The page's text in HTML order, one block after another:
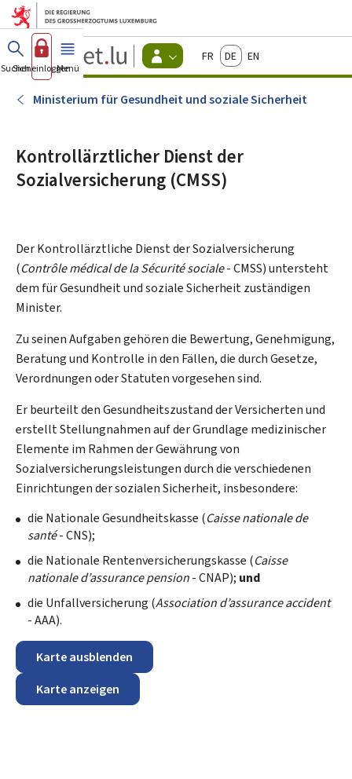
Zum Hauptmenü
Zum Inhalt
Guichet.lu
Changer
d'espace
-
Menu
FrançaisDeutschEnglish
Suchen
Sich einloggen
Menü Haupt-
Ministerium für Gesundheit und soziale Sicherheit
Kontrollärztlicher Dienst der
Sozialversicherung (CMSS)
Der Kontrollärztliche Dienst der Sozialversicherung
(Contrôle médical de la Sécurité sociale- CMSS) untersteht
dem für Gesundheit und soziale Sicherheit zuständigen
Minister.
Zu seinen Aufgaben gehören die Bewertung, Genehmigung,
Beratung und Kontrolle in den Fällen, die durch Gesetze,
Verordnungen oder Statuten vorgesehen sind.
Er beurteilt den Gesundheitszustand der Versicherten und
erstellt Stellungnahmen auf der Grundlage medizinischer
Elemente im Rahmen der Gewährung von
Sozialversicherungsleistungen durch die verschiedenen
Einrichtungen der sozialen Sicherheit, insbesondere:
die Nationale Gesundheitskasse (Caisse nationale de
santé- CNS);
die Nationale Rentenversicherungskasse (Caisse
nationale d’assurance pension- CNAP); und
die Unfallversicherung (Association d’assurance accident
- AAA).
Karte ausblenden
Karte anzeigen